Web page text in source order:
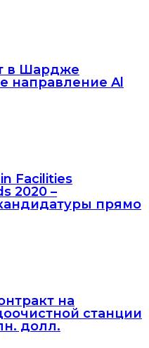
в Шардже
направление Al
Facilities
2020 –
прямо
на
станции
долл.